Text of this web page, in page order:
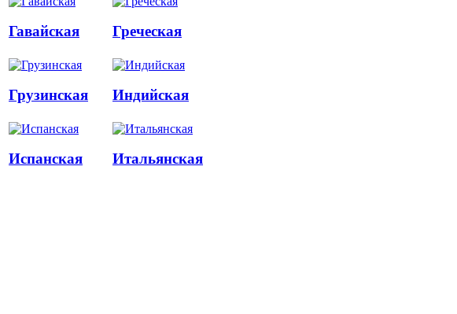
Гавайская Греческая
Грузинская Индийская
Испанская Итальянская